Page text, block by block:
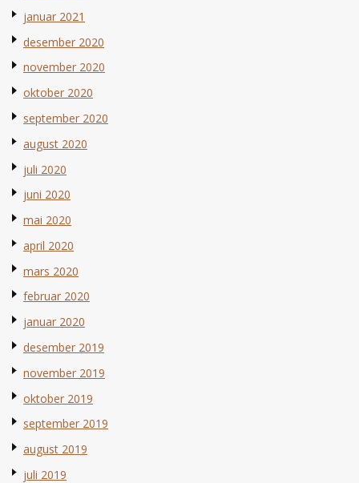
januar 2021
desember 2020
november 2020
oktober 2020
september 2020
august 2020
juli 2020
juni 2020
mai 2020
april 2020
mars 2020
februar 2020
januar 2020
desember 2019
november 2019
oktober 2019
september 2019
august 2019
juli 2019